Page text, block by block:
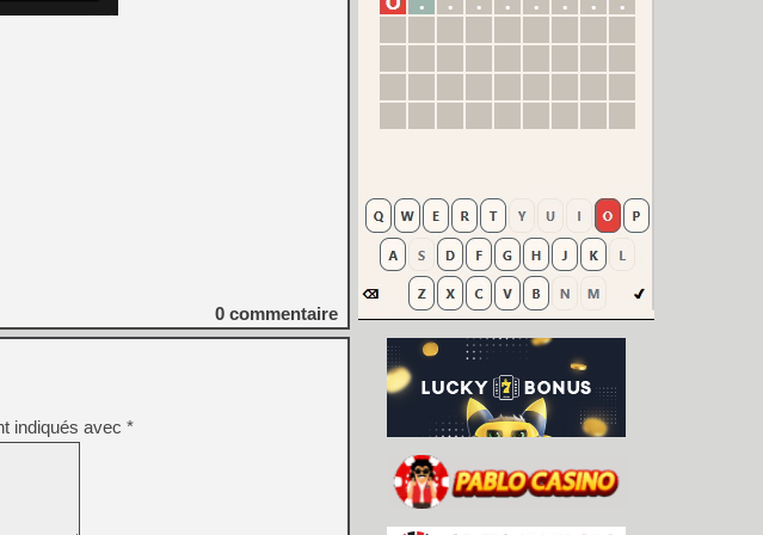
0 commentaire
indiqués avec *